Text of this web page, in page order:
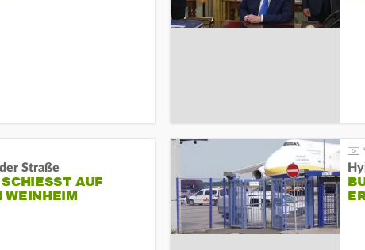
Straße
AUF M